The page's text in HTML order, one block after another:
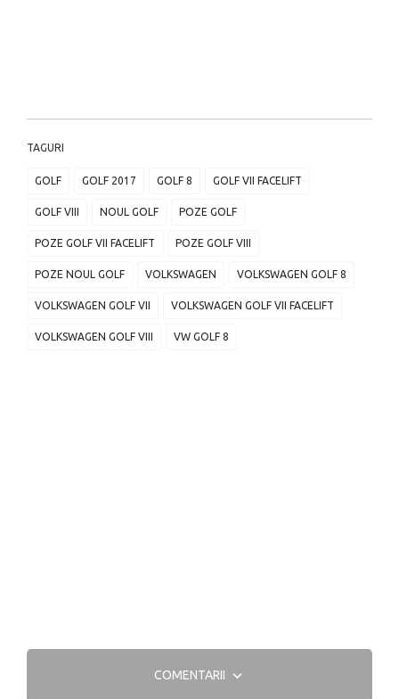
TAGURI
GOLF GOLF 2017 GOLF 8 GOLF VII FACELIFT
GOLF VIII NOUL GOLF POZE GOLF
POZE GOLF VII FACELIFT POZE GOLF VIII
POZE NOUL GOLF VOLKSWAGEN VOLKSWAGEN GOLF 8
VOLKSWAGEN GOLF VII VOLKSWAGEN GOLF VII FACELIFT
VOLKSWAGEN GOLF VIII VW GOLF 8
COMENTARII